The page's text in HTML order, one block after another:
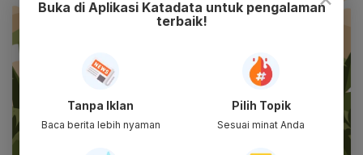
Buka di Aplikasi Katadata untuk pengalaman
terbaik!
Tanpa Iklan
Baca berita lebih nyaman
Pilih Topik
Sesuai minat Anda